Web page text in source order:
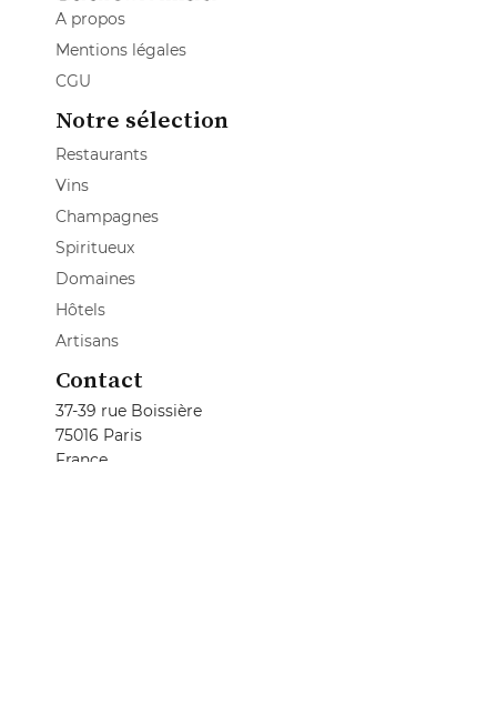
A propos
Mentions légales
CGU
Notre sélection
Restaurants
Vins
Champagnes
Spiritueux
Domaines
Hôtels
Artisans
Contact
37-39 rue Boissière
75016 Paris
France